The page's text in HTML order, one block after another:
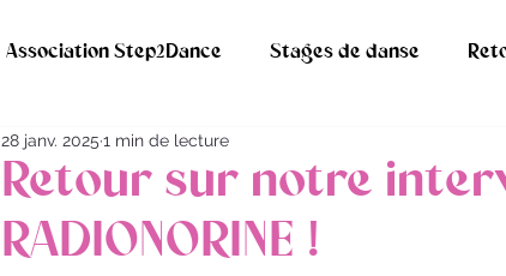
Association Step2Dance Stages de danse
Retour sur notre
RADIONORINE !
28 janv. 2025 1 min de lecture